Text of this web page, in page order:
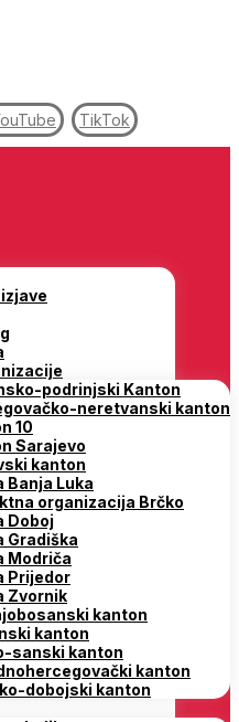
TikTok
podrinjski Kanton
neretvanski kanton
10
Sarajevo
kanton
Banja Luka
organizacija Brčko
Doboj
Gradiška
Modriča
Prijedor
Zvornik
kanton
kanton
sanski kanton
kanton
dobojski kanton